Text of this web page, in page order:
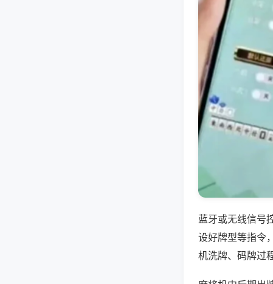
蓝牙或无线信号
设好牌型等指令
机洗牌、码牌过